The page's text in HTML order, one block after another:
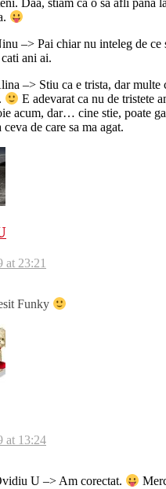
–> Pai chiar nu inteleg de ce
ani ai.
–> Stiu ca e trista, dar multe
E adevarat ca nu de tristete
acum, dar… cine stie, poate
ceva de care sa ma agat.
at 23:21
Funky
at 13:24
U –> Am corectat.